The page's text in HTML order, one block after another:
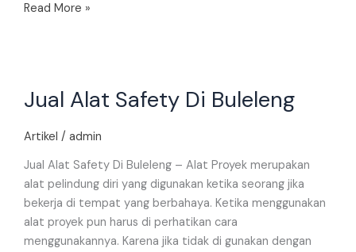
Read More »
Jual Alat Safety Di Buleleng
Artikel / admin
Jual Alat Safety Di Buleleng – Alat Proyek merupakan
alat pelindung diri yang digunakan ketika seorang jika
bekerja di tempat yang berbahaya. Ketika menggunakan
alat proyek pun harus di perhatikan cara
menggunakannya. Karena jika tidak di gunakan dengan
Alat
Di